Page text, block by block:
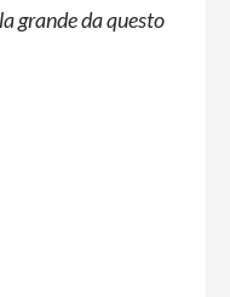
grande da questo